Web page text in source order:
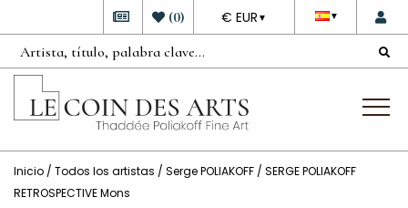
▼
DEVISE
€ EUR ▼
(0)
Inicio / Todos los artistas / Serge POLIAKOFF / SERGE POLIAKOFF
RETROSPECTIVE Mons